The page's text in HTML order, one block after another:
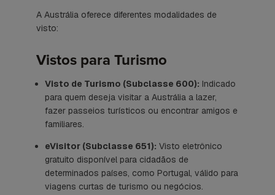
A Austrália oferece diferentes modalidades de
visto:
Vistos para Turismo
Visto de Turismo (Subclasse 600): Indicado
para quem deseja visitar a Austrália a lazer,
fazer passeios turísticos ou encontrar amigos e
familiares.
eVisitor (Subclasse 651): Visto eletrônico
gratuito disponível para cidadãos de
determinados países, como Portugal, válido para
viagens curtas de turismo ou negócios.